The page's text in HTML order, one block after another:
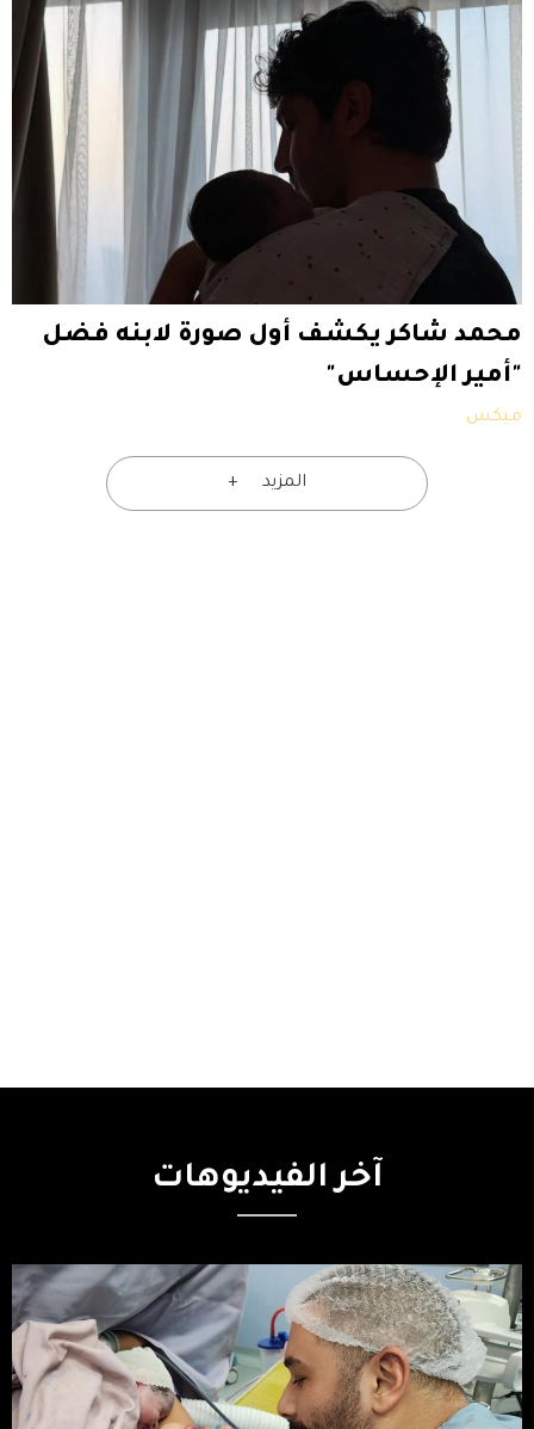
محمد شاكر يكشف أول صورة لابنه فضل
"أمير الإحساس"
ميكس
المزيد
آخر الفيديوهات